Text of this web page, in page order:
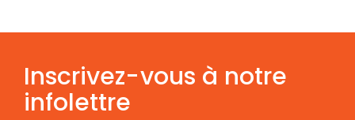
Inscrivez-vous à notre
infolettre